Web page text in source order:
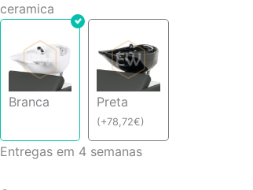
ceramica
Branca Preta
(+78,72€)
Entregas em 4 semanas